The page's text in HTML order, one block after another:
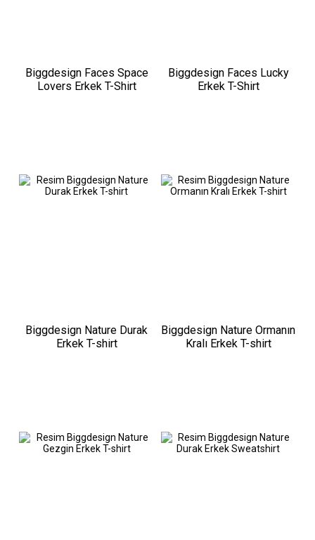
Biggdesign Faces Space
Lovers Erkek T-Shirt
Biggdesign Faces Lucky
Erkek T-Shirt
Biggdesign Nature Durak
Erkek T-shirt
Biggdesign Nature Ormanın
Kralı Erkek T-shirt